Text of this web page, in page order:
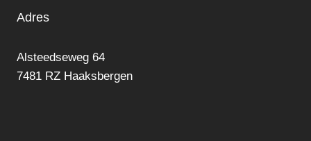
Adres
Alsteedseweg 64
7481 RZ Haaksbergen